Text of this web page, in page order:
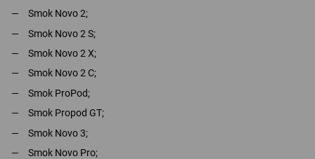
Smok Novo 2;
Smok Novo 2 S;
Smok Novo 2 X;
Smok Novo 2 С;
Smok ProPod;
Smok Propod GT;
Smok Novo 3;
Smok Novo Pro;